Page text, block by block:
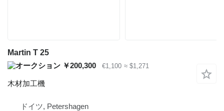
Martin T 25
￥200,300
€1,100 ≈ $1,271
木材加工機
ドイツ, Petershagen